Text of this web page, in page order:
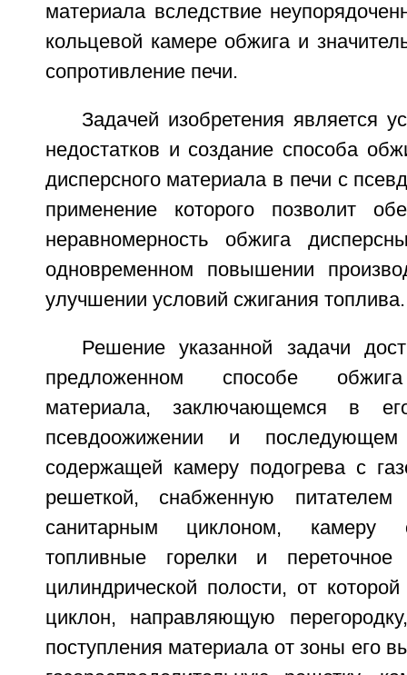
материала вследствие
кольцевой камере обжига и
сопротивление печи.
Задачей изобретения является
недостатков и создание способа
дисперсного материала в печи с
применение которого позволит
неравномерность обжига
одновременном повышении
улучшении условий сжигания топлива.
Решение указанной задачи
предложенном способе обжига
материала, заключающемся в
псевдоожижении и
содержащей камеру подогрева с
решеткой, снабженную
санитарным циклоном, камеру
топливные горелки и переточное
цилиндрической полости, от
циклон, направляющую
поступления материала от зоны его